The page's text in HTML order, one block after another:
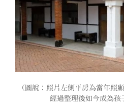
（圖說：照片左側平房為當年照
經過整理後如今成為孩